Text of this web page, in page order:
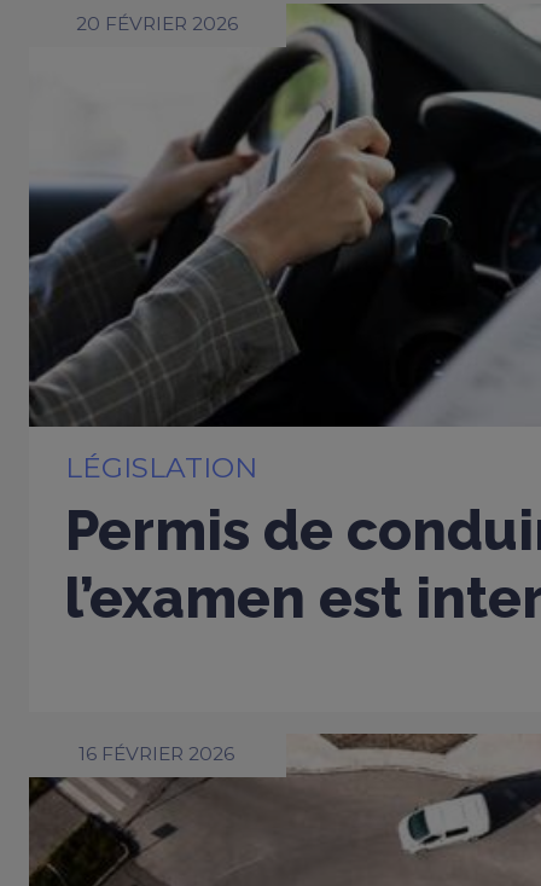
20 FÉVRIER 2026
LÉGISLATION
Permis de
l’examen est
16 FÉVRIER 2026